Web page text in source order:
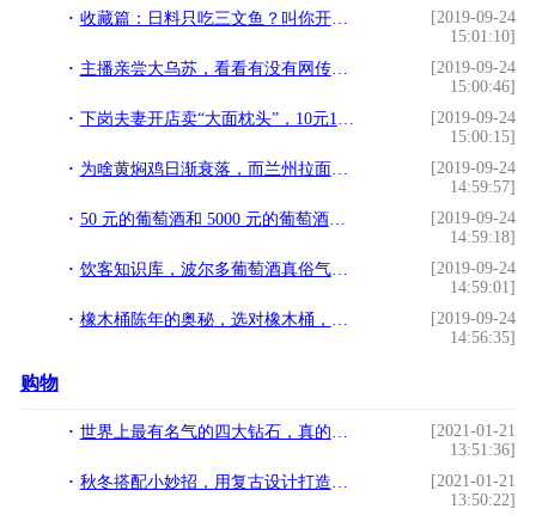
收藏篇：日料只吃三文鱼？叫你开辟吃货新世界
[2019-09-24
15:01:10]
主播亲尝大乌苏，看看有没有网传那么厉害，结果已写在脸上
[2019-09-24
15:00:46]
下岗夫妻开店卖“大面枕头”，10元1个日入千元，食客：好吃
[2019-09-24
15:00:15]
为啥黄焖鸡日渐衰落，而兰州拉面能长盛不衰？
[2019-09-24
14:59:57]
50 元的葡萄酒和 5000 元的葡萄酒到底有多大差别？
[2019-09-24
14:59:18]
饮客知识库，波尔多葡萄酒真俗气，入坑葡萄酒不可不知道的知识
[2019-09-24
14:59:01]
橡木桶陈年的奥秘，选对橡木桶，好酒就酿成一半了
[2019-09-24
14:56:35]
购物
世界上最有名气的四大钻石，真的很美，你认识多少颗钻石？
[2021-01-21
13:51:36]
秋冬搭配小妙招，用复古设计打造个性潮流，妥妥的人群焦点
[2021-01-21
13:50:22]